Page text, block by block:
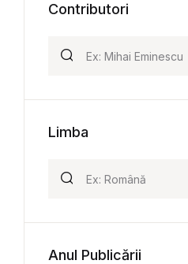
Contributori
Limba
Anul Publicării